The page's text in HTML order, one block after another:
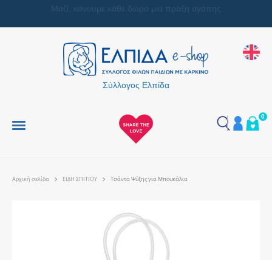
Μαζί, κάνουμε κάθε δώρο μια πράξη αγάπης
Σύλλογος Ελπίδα
0
Αρχική σελίδα ΕΙΔΗ ΣΠΙΤΙΟΥ Τσάντα Ψύξης για Μπουκάλια